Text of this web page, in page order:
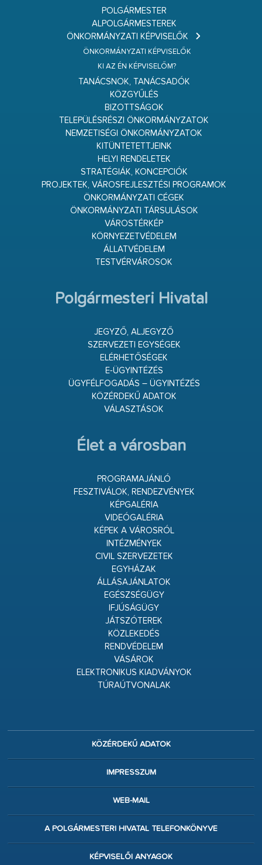
POLGÁRMESTER
ALPOLGÁRMESTEREK
ÖNKORMÁNYZATI KÉPVISELŐK
ÖNKORMÁNYZATI KÉPVISELŐK
KI AZ ÉN KÉPVISELŐM?
TANÁCSNOK, TANÁCSADÓK
KÖZGYŰLÉS
BIZOTTSÁGOK
TELEPÜLÉSRÉSZI ÖNKORMÁNYZATOK
NEMZETISÉGI ÖNKORMÁNYZATOK
KITÜNTETETTJEINK
HELYI RENDELETEK
STRATÉGIÁK, KONCEPCIÓK
PROJEKTEK, VÁROSFEJLESZTÉSI PROGRAMOK
ÖNKORMÁNYZATI CÉGEK
ÖNKORMÁNYZATI TÁRSULÁSOK
VÁROSTÉRKÉP
KÖRNYEZETVÉDELEM
ÁLLATVÉDELEM
TESTVÉRVÁROSOK
Polgármesteri Hivatal
JEGYZŐ, ALJEGYZŐ
SZERVEZETI EGYSÉGEK
ELÉRHETŐSÉGEK
E-ÜGYINTÉZÉS
ÜGYFÉLFOGADÁS – ÜGYINTÉZÉS
KÖZÉRDEKŰ ADATOK
VÁLASZTÁSOK
Élet a városban
PROGRAMAJÁNLÓ
FESZTIVÁLOK, RENDEZVÉNYEK
KÉPGALÉRIA
VIDEÓGALÉRIA
KÉPEK A VÁROSRÓL
INTÉZMÉNYEK
CIVIL SZERVEZETEK
EGYHÁZAK
ÁLLÁSAJÁNLATOK
EGÉSZSÉGÜGY
IFJÚSÁGÜGY
JÁTSZÓTEREK
KÖZLEKEDÉS
RENDVÉDELEM
VÁSÁROK
ELEKTRONIKUS KIADVÁNYOK
TÚRAÚTVONALAK
KÖZÉRDEKŰ ADATOK
IMPRESSZUM
WEB-MAIL
A POLGÁRMESTERI HIVATAL TELEFONKÖNYVE
KÉPVISELŐI ANYAGOK